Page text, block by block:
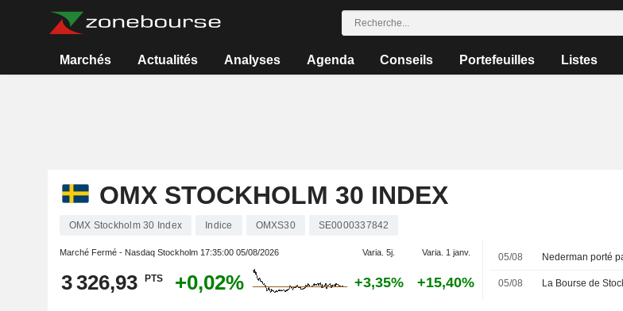
Marchés Actualités Analyses Agenda Conseils Portefeuilles Listes
OMX STOCKHOLM 30 INDEX
OMX Stockholm 30 Index Indice OMXS30 SE0000337842
Marché Fermé - Nasdaq Stockholm 17:35:00 05/08/2026 Varia. 5j. Varia. 1 janv.
3 326,93 PTS +0,02% +3,35% +15,40%
05/08
05/08